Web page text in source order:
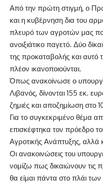
Από την πρώτη στιγμή, ο
και η κυβέρνηση δια του
πλευρό των αγροτών μας
ανοιξιάτικο παγετό. Δύο
της προκαταβολής και αυτό
πλέον ικανοποιούνται.
Όπως ανακοίνωσε ο
Λιβανός, δίνονται 155 εκ.
ζημιές και αποζημίωση στο
Για το συγκεκριμένο θέμα
επισκέφτηκα τον πρόεδρο
Αγροτικής Ανάπτυξης, αλλά
Οι ανακοινώσεις του
νομίζω πως δικαιώνουν τις
θα είμαι πάντα στο πλάι